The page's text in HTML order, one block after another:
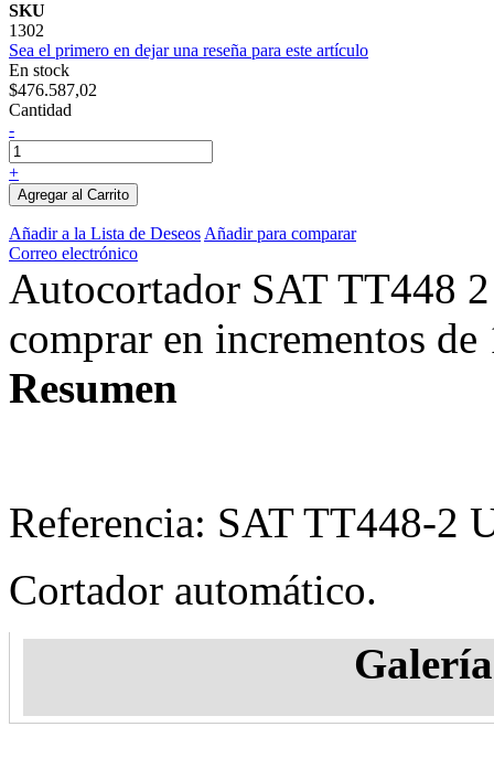
SKU
1302
Sea el primero en dejar una reseña para este artículo
En stock
$476.587,02
Cantidad
-
+
Agregar al Carrito
Añadir a la Lista de Deseos Añadir para comparar
Correo electrónico
Autocortador SAT TT448
comprar en incrementos de
Resumen
Referencia: SAT TT448-2
Cortador automático.